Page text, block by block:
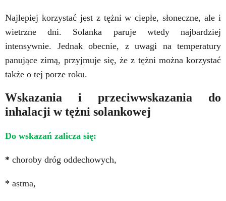
Najlepiej korzystać jest z tężni w ciepłe, słoneczne, ale i
wietrzne dni. Solanka paruje wtedy najbardziej
intensywnie. Jednak obecnie, z uwagi na temperatury
panujące zimą, przyjmuje się, że z tężni można korzystać
także o tej porze roku.
Wskazania i przeciwwskazania do
inhalacji w tężni solankowej
Do wskazań zalicza się:
* choroby dróg oddechowych,
* astma,